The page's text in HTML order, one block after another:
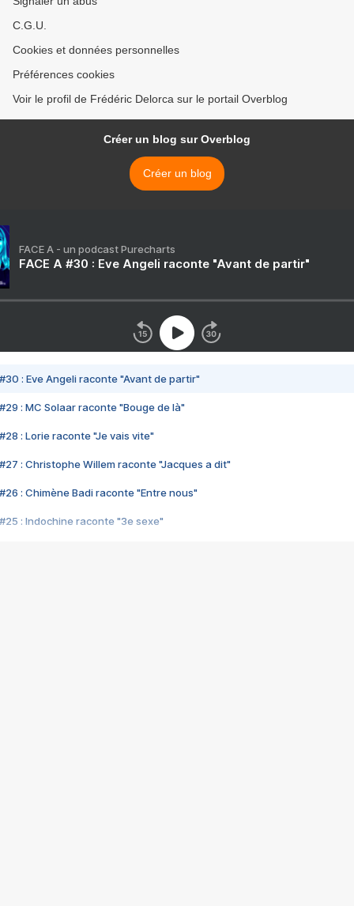
C.G.U.
Cookies et données personnelles
Préférences cookies
Voir le profil de Frédéric Delorca sur le portail Overblog
Créer un blog sur Overblog
Créer un blog
FACE A - un podcast Purecharts
FACE A #30 : Eve Angeli raconte "Avant de partir"
#30 : Eve Angeli raconte "Avant de partir"
#29 : MC Solaar raconte "Bouge de là"
#28 : Lorie raconte "Je vais vite"
#27 : Christophe Willem raconte "Jacques a dit"
#26 : Chimène Badi raconte "Entre nous"
#25 : Indochine raconte "3e sexe"